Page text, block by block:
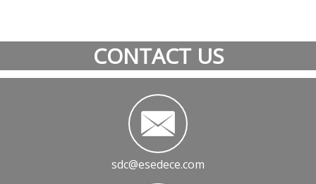
CONTACT US
sdc@esedece.com